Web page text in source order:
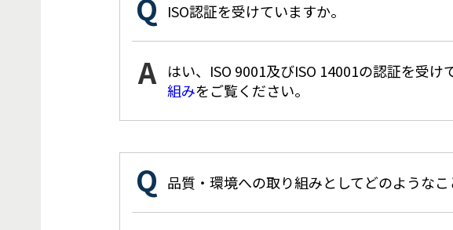
ISO認証を受けていますか。
はい、ISO 9001及びISO 14001の認証を受け
組みをご覧ください。
品質・環境への取り組みとしてどのようなこ